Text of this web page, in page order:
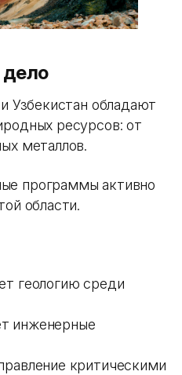
дело
Узбекистан обладают
ресурсов: от
металлов.
программы активно
области.
геологию среди
инженерные
критическими